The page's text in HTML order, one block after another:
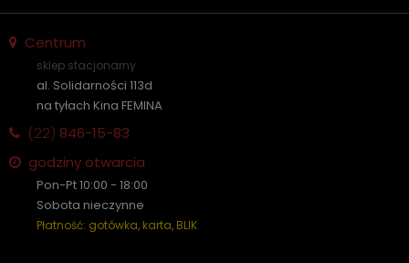
Centrum
sklep stacjonarny
al. Solidarności 113d
na tyłach Kina FEMINA
(22) 846-15-83
godziny otwarcia
Pon-Pt 10:00 - 18:00
Sobota nieczynne
Płatność: gotówka, karta, BLIK